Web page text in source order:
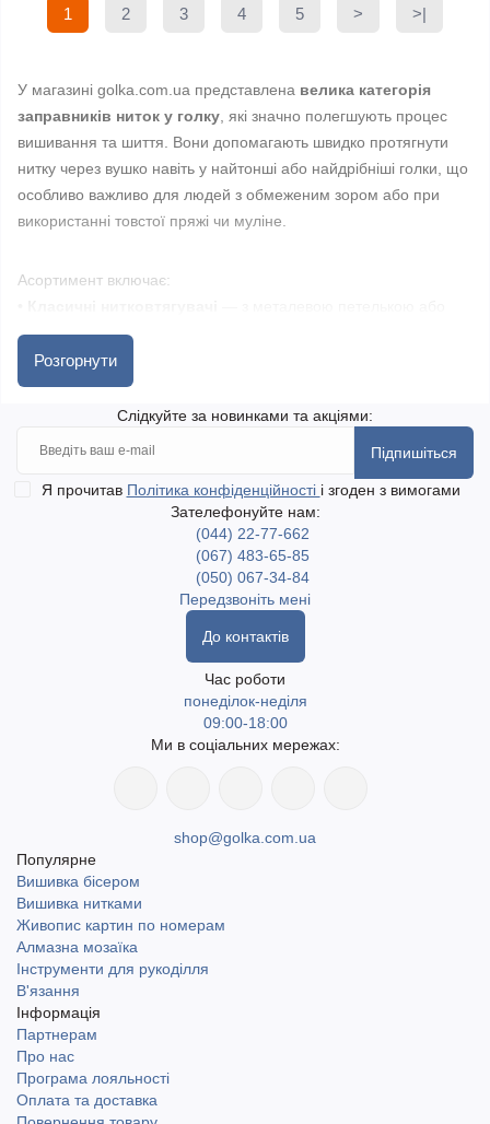
1 2 3 4 5 > >|
У магазині golka.com.ua представлена велика категорія
заправників ниток у голку , які значно полегшують процес
вишивання та шиття. Вони допомагають швидко протягнути
нитку через вушко навіть у найтонші або найдрібніші голки, що
особливо важливо для людей з обмеженим зором або при
використанні товстої пряжі чи муліне.
Асортимент включає:
пластиковою ручкою, зручні для щоденного використання.
• Автоматичні заправники ниток
голку і натиснути кнопку.
• Багатофункціональні пристрої— наприклад,
• Набори нитковтягувачів— з кількома пристроями різного
розміру чи типу для різних потреб.
• Декоративні заправники— у вигляді пташок, квітів або
компактних аксесуарів з оздобленням.
Представлені бренди: Clover, Prym, Pony, DMC, Tulip, Galant,
Wonderland crafts, Кольорова та інші.
Незалежно від вашого досвіду,
заправник нитки в голку
стане незамінним помічникому будь-якому проєкті — від
населені пункти. Доступний самовивіз у місті Одеса.
Доставка Новою поштою та Укрпоштою.
Розгорнути
Слідкуйте за новинками та акціями:
Підпишіться
Я прочитав Політика конфіденційності і згоден з вимогами
Зателефонуйте нам:
(044) 22-77-662
(067) 483-65-85
(050) 067-34-84
Передзвоніть мені
До контактів
Час роботи
понеділок-неділя
09:00-18:00
Ми в соціальних мережах:
shop@golka.com.ua
Популярне
Вишивка бісером
Вишивка нитками
Живопис картин по номерам
Алмазна мозаїка
Інструменти для рукоділля
В'язання
Інформація
Партнерам
Про нас
Програма лояльності
Оплата та доставка